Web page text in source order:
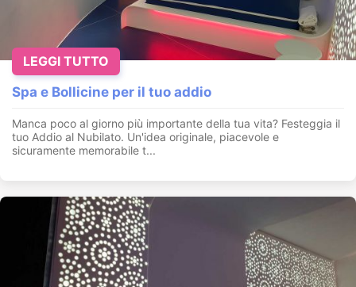
Spa e Bollicine per il tuo addio
Manca poco al giorno più importante della tua vita? Festeggia il
tuo Addio al Nubilato. Un'idea originale, piacevole e
sicuramente memorabile t...
LEGGI TUTTO